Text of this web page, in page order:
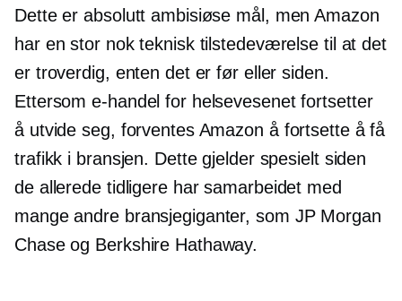
Dette er absolutt ambisiøse mål, men Amazon
har en stor nok teknisk tilstedeværelse til at det
er troverdig, enten det er før eller siden.
Ettersom e-handel for helsevesenet fortsetter
å utvide seg, forventes Amazon å fortsette å få
trafikk i bransjen. Dette gjelder spesielt siden
de allerede tidligere har samarbeidet med
mange andre bransjegiganter, som JP Morgan
Chase og Berkshire Hathaway.